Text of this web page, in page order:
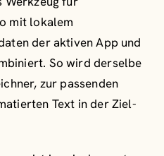
mit lokalem
der aktiven App und
So wird derselbe
zur passenden
Text in der Ziel-